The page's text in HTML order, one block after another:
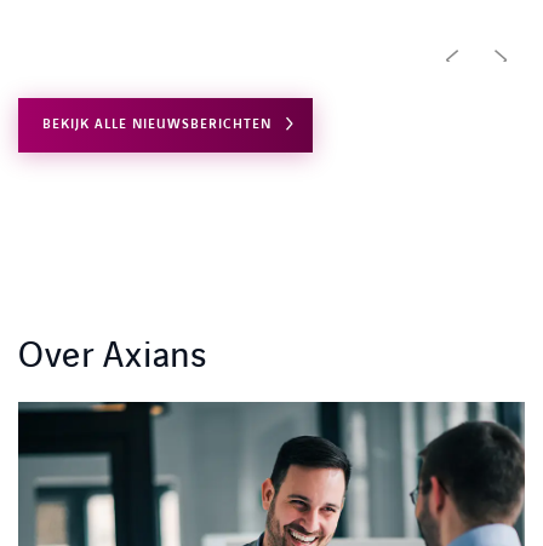
BEKIJK ALLE NIEUWSBERICHTEN
Over Axians